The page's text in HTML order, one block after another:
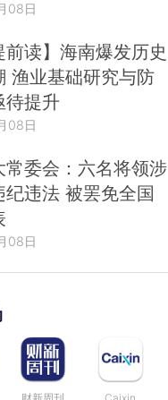
08日
前读】海南爆发历史
渔业基础研究与防
待提升
08日
常委会：六名将领涉
纪违法 被罢免全国
08日